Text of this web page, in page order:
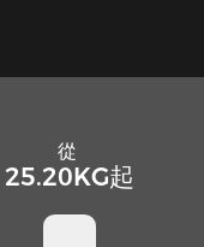
從
25.20KG起